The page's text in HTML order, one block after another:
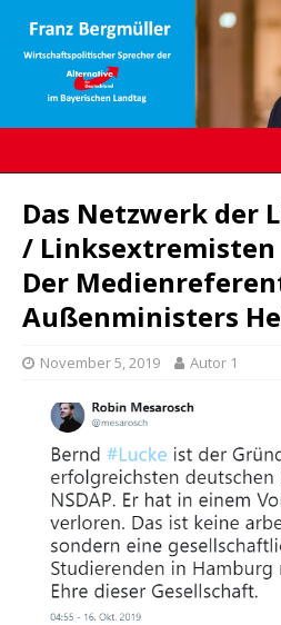
Das Netzwerk der
/ Linksextremisten
Der
Außenministers
November 5, 2019 Autor 1